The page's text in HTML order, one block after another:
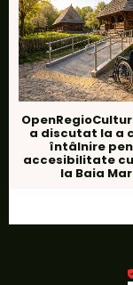
a discutat la a
întâlnire
accesibilitate
la Baia